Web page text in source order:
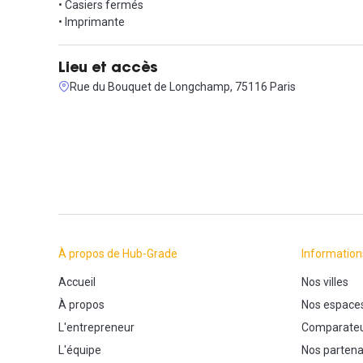
• Casiers fermés
• Imprimante
Lieu et accès
Rue du Bouquet de Longchamp, 75116 Paris
À propos de Hub-Grade
Accueil
À propos
L'entrepreneur
L'équipe
Nos villes
Nos
Nos